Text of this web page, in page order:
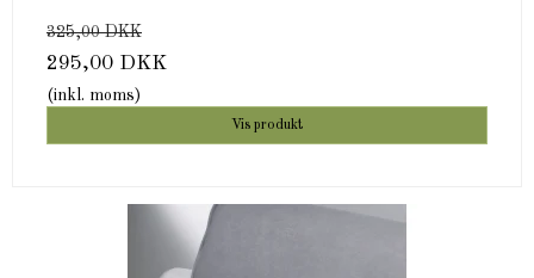
325,00 DKK
295,00 DKK
(inkl. moms)
Vis produkt